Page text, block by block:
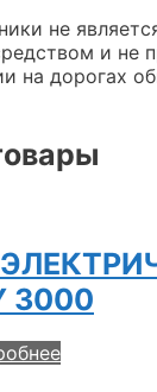
не
и не
на дорогах
3000